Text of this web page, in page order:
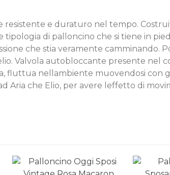
resistente e duraturo nel tempo.
tipologia di palloncino che si tiene in
che stia veramente camminando.
Valvola autobloccante presente nel
fluttua nellambiente muovendosi con
Aria che Elio, per avere leffetto di